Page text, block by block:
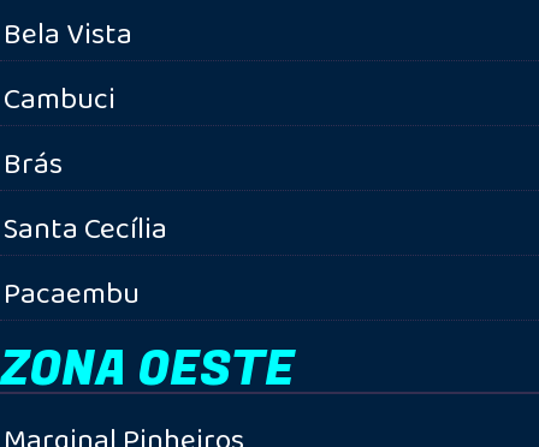
Bela Vista
Cambuci
Brás
Santa Cecília
Pacaembu
ZONA OESTE